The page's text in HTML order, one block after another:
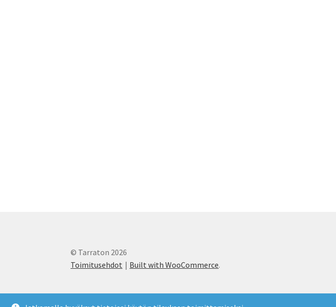
© Tarraton 2026
Toimitusehdot
Built with WooCommerce.